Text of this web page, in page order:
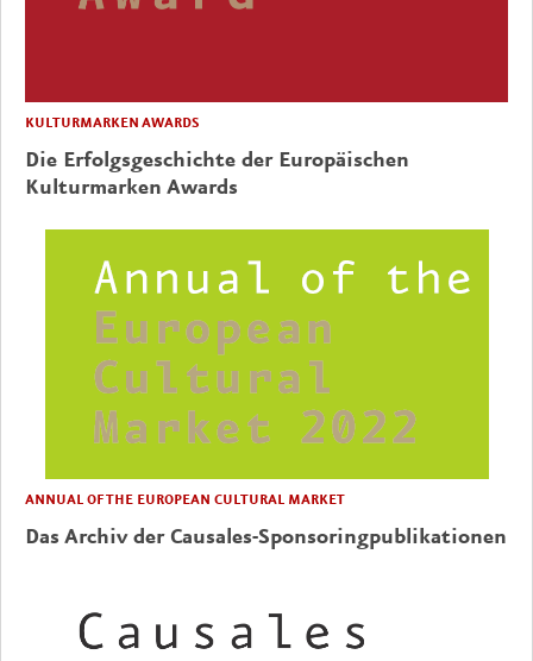
KULTURMARKEN AWARDS
Die Erfolgsgeschichte der Europäischen
Kulturmarken Awards
ANNUAL OF THE EUROPEAN CULTURAL MARKET
Das Archiv der Causales-Sponsoringpublikationen